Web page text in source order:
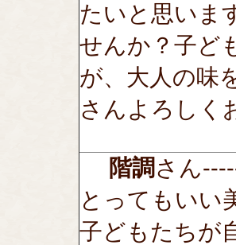
たいと思いま
せんか？子ど
が、大人の味
さんよろしく
階調さん
とってもいい
子どもたちが